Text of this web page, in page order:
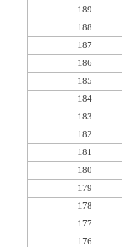
189
188
187
186
185
184
183
182
181
180
179
178
177
176